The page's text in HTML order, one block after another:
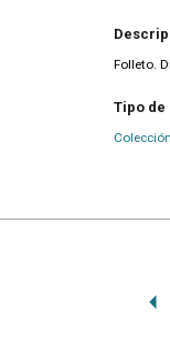
Folleto.
Tipo